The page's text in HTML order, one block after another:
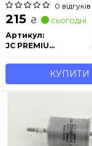
0 відгуків
215 ₴ сьогодні
Артикул:
JC PREMIUM
КУПИТИ